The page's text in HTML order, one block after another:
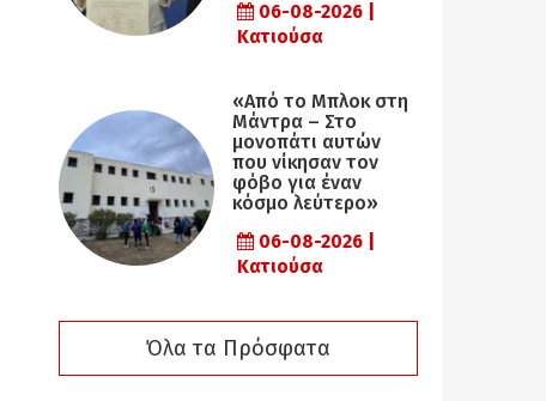
06-08-2026 |
Κατιούσα
«Από το Μπλοκ στη
Μάντρα – Στο
μονοπάτι αυτών
που νίκησαν τον
φόβο για έναν
κόσμο λεύτερο»
06-08-2026 |
Κατιούσα
Όλα τα Πρόσφατα